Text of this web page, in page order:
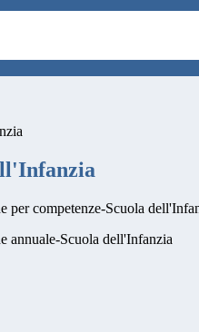
per competenze-Scuola
annuale-Scuola dell'Infanzia